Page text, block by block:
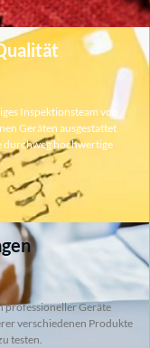
Inspektionsteam von
Geräten ausgestattet
durchweg hochwertige
professioneller Geräte
verschiedenen Produkte
testen.